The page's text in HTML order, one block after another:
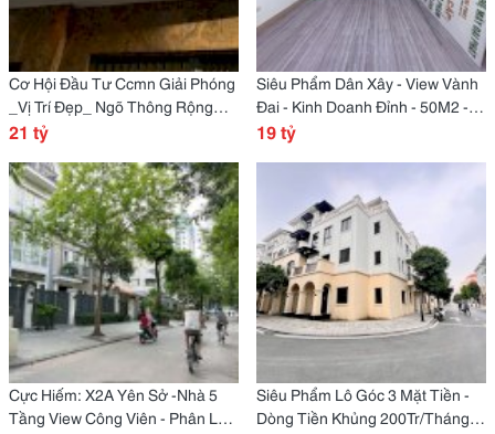
Cơ Hội Đầu Tư Ccmn Giải Phóng
_Vị Trí Đẹp_ Ngõ Thông Rộng
_85M2_Mặt Tiền 6M _21 Tỷ
21 tỷ
Siêu Phẩm Dân Xây - View Vành
Đai - Kinh Doanh Đỉnh - 50M2 -
Mặt Tiền 4M2 -Giá 19 Tỷ
19 tỷ
Cực Hiếm: X2A Yên Sở -Nhà 5
Tầng View Công Viên - Phân Lô
Siêu Phẩm Lô Góc 3 Mặt Tiền -
Dòng Tiền Khủng 200Tr/Tháng-